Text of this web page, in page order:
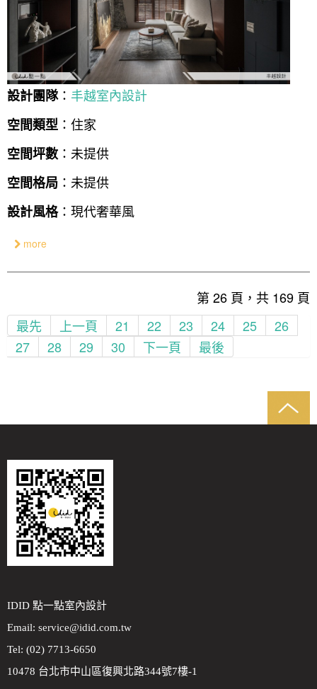
設計團隊： 丰越室內設計
空間類型 ：住家
空間坪數 ：未提供
空間格局 ：未提供
設計風格：現代奢華風
more
第 26 頁，共 169 頁
最先
上一頁 21 22 23 24 25
26
27
28 29 30 下一頁 最後
IDID 點一點室內設計
Email: service@idid.com.tw
Tel: (02) 7713-6650
10478 台北市中山區復興北路344號7樓-1